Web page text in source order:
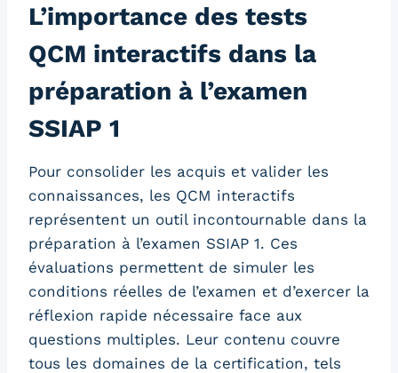
L’importance des tests
QCM interactifs dans la
préparation à l’examen
SSIAP 1
Pour consolider les acquis et valider les
connaissances, les QCM interactifs
représentent un outil incontournable dans la
préparation à l’examen SSIAP 1. Ces
évaluations permettent de simuler les
conditions réelles de l’examen et d’exercer la
réflexion rapide nécessaire face aux
questions multiples. Leur contenu couvre
tous les domaines de la certification, tels